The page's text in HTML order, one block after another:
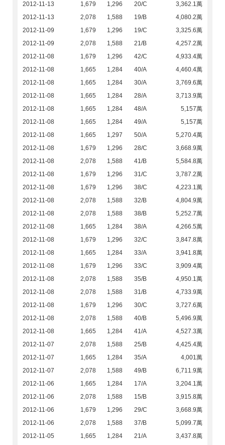
2012-11-13 1,679 1,296 20/C
3,362.1萬
2012-11-13
2,078 1,588 19/B
4,080.2萬
2012-11-09
1,679 1,296 19/C
3,325.6萬
2012-11-09
2,078 1,588 21/B
4,257.2萬
2012-11-08
1,679 1,296 42/C
4,933.4萬
2012-11-08
1,665 1,284 40/A
4,460.4萬
2012-11-08
1,665 1,284 30/A
3,769.6萬
2012-11-08
1,665 1,284 28/A
3,713.9萬
2012-11-08
1,665 1,284 48/A
5,157萬
2012-11-08
1,665 1,284 49/A
5,157萬
2012-11-08
1,665 1,297 50/A
5,270.4萬
2012-11-08
1,679 1,296 28/C
3,668.9萬
2012-11-08
2,078 1,588 41/B
5,584.8萬
2012-11-08
1,679 1,296 31/C
3,787.2萬
2012-11-08
1,679 1,296 38/C
4,223.1萬
2012-11-08
2,078 1,588 32/B
4,804.9萬
2012-11-08
2,078 1,588 38/B
5,252.7萬
2012-11-08
1,665 1,284 38/A
4,266.5萬
2012-11-08
1,679 1,296 32/C
3,847.8萬
2012-11-08
1,665 1,284 33/A
3,941.8萬
2012-11-08
1,679 1,296 33/C
3,909.4萬
2012-11-08
2,078 1,588 35/B
4,950.1萬
2012-11-08
2,078 1,588 31/B
4,733.9萬
2012-11-08
1,679 1,296 30/C
3,727.6萬
2012-11-08
2,078 1,588 40/B
5,496.9萬
2012-11-08
1,665 1,284 41/A
4,527.3萬
2012-11-07
2,078 1,588 25/B
4,425.4萬
2012-11-07
1,665 1,284 35/A
4,001萬
2012-11-07
2,078 1,588 49/B
6,711.9萬
2012-11-06
1,665 1,284 17/A
3,204.1萬
2012-11-06
2,078 1,588 15/B
3,915.8萬
2012-11-06
1,679 1,296 29/C
3,668.9萬
2012-11-06
2,078 1,588 37/B
5,099.7萬
2012-11-05
1,665 1,284 21/A
3,437.8萬